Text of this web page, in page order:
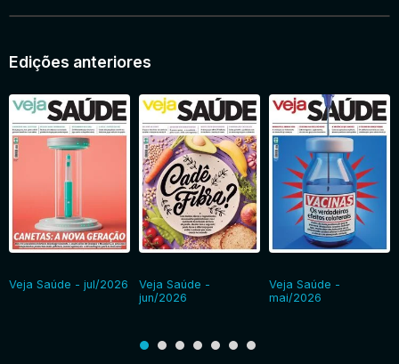
Edições anteriores
Veja Saúde - jul/2026
Veja Saúde -
jun/2026
Veja Saúde -
mai/2026